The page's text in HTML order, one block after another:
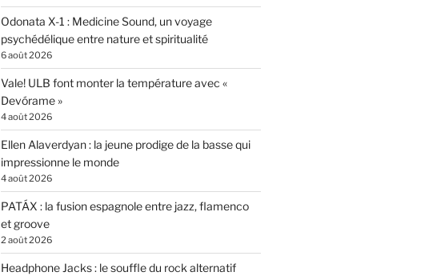
Odonata X-1 : Medicine Sound, un voyage
psychédélique entre nature et spiritualité
6 août 2026
Vale! ULB font monter la température avec «
Devórame »
4 août 2026
Ellen Alaverdyan : la jeune prodige de la basse qui
impressionne le monde
4 août 2026
PATÁX : la fusion espagnole entre jazz, flamenco
et groove
2 août 2026
Headphone Jacks : le souffle du rock alternatif